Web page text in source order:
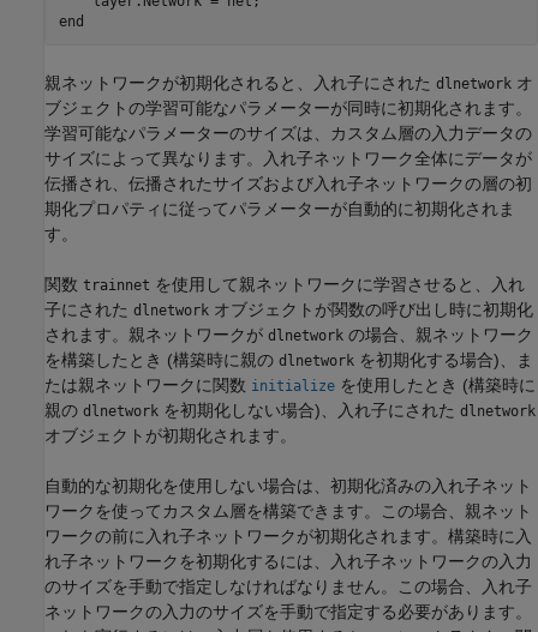
end
親ネットワークが初期化されると、入れ子にされた dlnetwork オ
ブジェクトの学習可能なパラメーターが同時に初期化されます。
学習可能なパラメーターのサイズは、カスタム層の入力データの
サイズによって異なります。入れ子ネットワーク全体にデータが
伝播され、伝播されたサイズおよび入れ子ネットワークの層の初
期化プロパティに従ってパラメーターが自動的に初期化されま
す。
関数 trainnet を使用して親ネットワークに学習させると、入れ
子にされた dlnetwork オブジェクトが関数の呼び出し時に初期化
されます。親ネットワークが dlnetwork の場合、親ネットワーク
を構築したとき (構築時に親の dlnetwork を初期化する場合)、ま
たは親ネットワークに関数 initialize を使用したとき (構築時に
親の dlnetwork を初期化しない場合)、入れ子にされた dlnetwork
オブジェクトが初期化されます。
自動的な初期化を使用しない場合は、初期化済みの入れ子ネット
ワークを使ってカスタム層を構築できます。この場合、親ネット
ワークの前に入れ子ネットワークが初期化されます。構築時に入
れ子ネットワークを初期化するには、入れ子ネットワークの入力
のサイズを手動で指定しなければなりません。この場合、入れ子
ネットワークの入力のサイズを手動で指定する必要があります。